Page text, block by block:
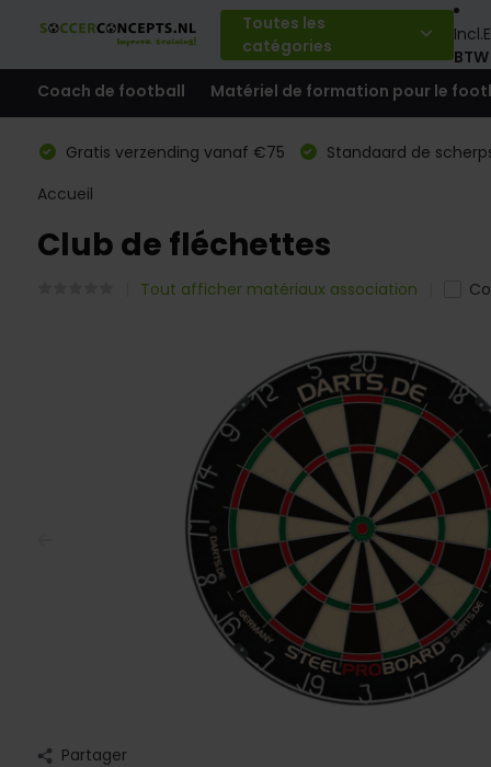
Toutes les
catégories
Incl.
BTW
Coach de football Matériel de formation pour le
Gratis verzending vanaf €75 Standaard de
Accueil
Club de fléchettes
Tout afficher matériaux association
Partager